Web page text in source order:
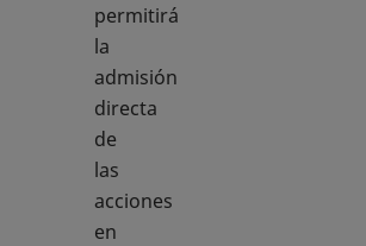
permitirá
la
admisión
directa
de
las
acciones
en